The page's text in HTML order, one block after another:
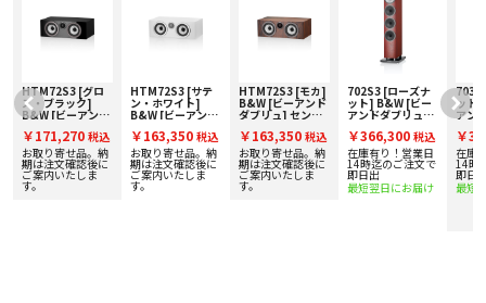
• 改良された2点デカップリング・システム
• バイオミメティックサスペンション（フロア型のみ）
• コンティニュアムコーン・ミッドレンジ／ミッドバス
• 下向きのバスレフポート （702 S3のみ）
• 改良されたスピーカー端子
• アップグレードされた磁気回路、シャーシ、クロスオーバー
• 新デザインのグリル
• カラーバリエーション：グロスブラック、ホワイト、ローズナッ
ト、 モカウッド（新色）
■ 仕様
HTM72S3 [グロ
ス・ブラック]
B&W [ビーアンド
ースピーカー [1
台] 下取り査定額
20%アップ実施
中！
￥171,270 税込
お取り寄せ品。納
期は注文確認後に
ご案内いたしま
す。
HTM72S3 [サテ
ン・ホワイト]
B&W [ビーアンド
ースピーカー [1
台] 下取り査定額
20%アップ実施
中！
￥163,350 税込
お取り寄せ品。納
期は注文確認後に
ご案内いたしま
す。
HTM72S3 [モカ]
B&W [ビーアンド
ダブリュ] センタ
台] 下取り査定額
20%アップ実施
中！
￥163,350 税込
お取り寄せ品。納
期は注文確認後に
ご案内いたしま
す。
702S3 [ローズナ
ット] B&W [ビー
アンドダブリュ]
ーカー [1台] 下取
り査定額20%アッ
プ実施中！
￥366,300 税込
在庫有り！営業日
14時迄のご注文で
即日出
最短翌日にお届け
ット]
アン
ーカ
り査
プ実
￥
在庫
14時
即日
最短